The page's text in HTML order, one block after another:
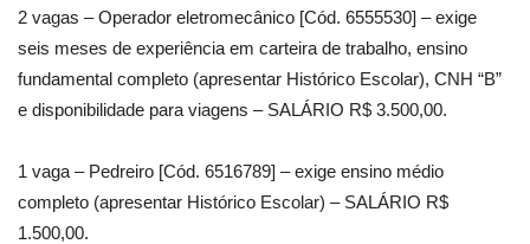
2 vagas – Operador eletromecânico [Cód. 6555530] – exige
seis meses de experiência em carteira de trabalho, ensino
fundamental completo (apresentar Histórico Escolar), CNH “B”
e disponibilidade para viagens – SALÁRIO R$ 3.500,00.
1 vaga – Pedreiro [Cód. 6516789] – exige ensino médio
completo (apresentar Histórico Escolar) – SALÁRIO R$
1.500,00.